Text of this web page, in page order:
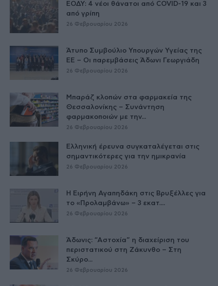
ΕΟΔΥ: 4 νέοι θάνατοι από COVID-19 και 3
από γρίπη
26 Φεβρουαρίου 2026
Άτυπο Συμβούλιο Υπουργών Υγείας της
ΕE – Οι παρεμβάσεις Άδωνι Γεωργιάδη
26 Φεβρουαρίου 2026
Μπαράζ κλοπών στα φαρμακεία της
Θεσσαλονίκης – Συνάντηση
φαρμακοποιών με την...
26 Φεβρουαρίου 2026
Ελληνική έρευνα συγκαταλέγεται στις
σημαντικότερες για την ημικρανία
26 Φεβρουαρίου 2026
Η Ειρήνη Αγαπηδάκη στις Βρυξέλλες για
το «Προλαμβάνω» – 3 εκατ....
26 Φεβρουαρίου 2026
Άδωνις: “Αστοχία” η διαχείριση του
περιστατικού στη Ζάκυνθο – Στη
Σκύρο...
26 Φεβρουαρίου 2026